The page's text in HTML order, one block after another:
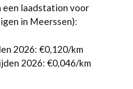
een laadstation voor
in Meerssen):
2026: €0,120/km
2026: €0,046/km